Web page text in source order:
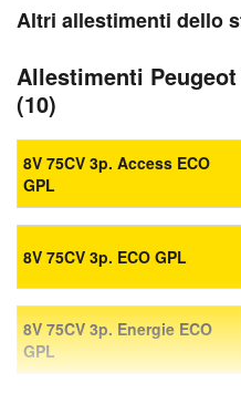
Altri allestimenti dello
Allestimenti Peugeot
(10)
8V 75CV 3p. Access ECO
GPL
8V 75CV 3p. ECO GPL
8V 75CV 3p. Energie ECO
GPL